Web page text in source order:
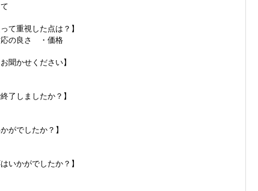
て重視した点は？】
応の良さ ・価格
聞かせください】
了しましたか？】
がでしたか？】
いかがでしたか？】